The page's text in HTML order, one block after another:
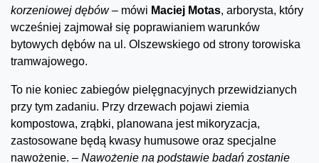
korzeniowej dębów – mówi Maciej Motas, arborysta, który
wcześniej zajmował się poprawianiem warunków
bytowych dębów na ul. Olszewskiego od strony torowiska
tramwajowego.
To nie koniec zabiegów pielęgnacyjnych przewidzianych
przy tym zadaniu. Przy drzewach pojawi ziemia
kompostowa, zrąbki, planowana jest mikoryzacja,
zastosowane będą kwasy humusowe oraz specjalne
nawożenie. – Nawożenie na podstawie badań zostanie